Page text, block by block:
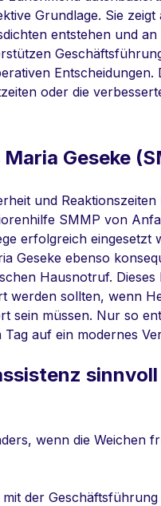
Grundlage. Sie
entstehen und
Entscheidungen.
oder die
Geseke
und
SMMP von
erfolgreich eingesetzt
Geseke ebenso
Hausnotruf. Dieses
werden sollten, wenn
sein müssen. Nur so
auf ein modernes
wenn die Weichen
der Geschäftsführung